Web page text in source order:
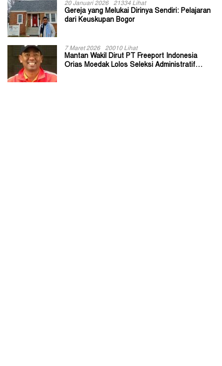
20 Januari 2026 21334 Lihat
Gereja yang Melukai Dirinya Sendiri: Pelajaran
dari Keuskupan Bogor
7 Maret 2026 20010 Lihat
Mantan Wakil Dirut PT Freeport Indonesia
Orias Moedak Lolos Seleksi Administratif